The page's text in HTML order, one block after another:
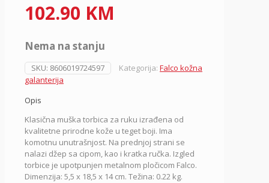
102.90 KM
Nema na stanju
SKU: 8606019724597 Kategorija: Falco kožna
galanterija
Opis
Klasična muška torbica za ruku izrađena od
kvalitetne prirodne kože u teget boji. Ima
komotnu unutrašnjost. Na prednjoj strani se
nalazi džep sa cipom, kao i kratka ručka. Izgled
torbice je upotpunjen metalnom pločicom Falco.
Dimenzija: 5,5 x 18,5 x 14 cm. Težina: 0.22 kg.